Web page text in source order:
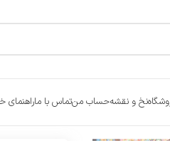
نخ و نقشهحساب منتماس با ماراهنمای